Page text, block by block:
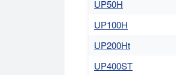
UP50H
UP100H
UP200Ht
UP400ST